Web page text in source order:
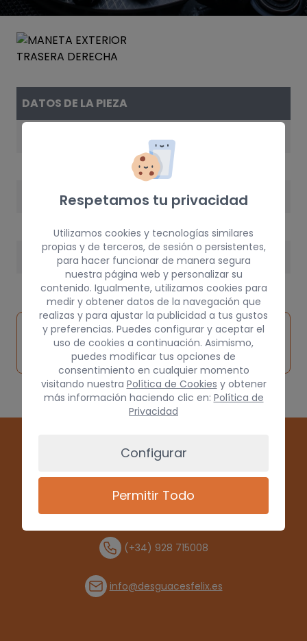
DATOS DE LA PIEZA
PESO
Inspeccionar
vehículo de
Solicitar
pieza
Consultar
por
(+34) 928 715008
info@desguacesfelix.es
Respetamos tu privacidad
Utilizamos cookies y tecnologías similares
propias y de terceros, de sesión o persistentes,
para hacer funcionar de manera segura
nuestra página web y personalizar su
contenido. Igualmente, utilizamos cookies para
medir y obtener datos de la navegación que
realizas y para ajustar la publicidad a tus gustos
y preferencias. Puedes configurar y aceptar el
uso de cookies a continuación. Asimismo,
puedes modificar tus opciones de
consentimiento en cualquier momento
visitando nuestra Política de Cookies y obtener
más información haciendo clic en: Política de
Privacidad
Configurar
Permitir Todo